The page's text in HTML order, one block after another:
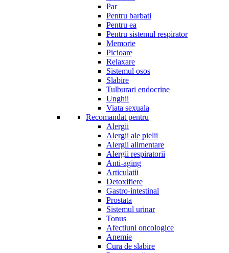
Par
Pentru barbati
Pentru ea
Pentru sistemul respirator
Memorie
Picioare
Relaxare
Sistemul osos
Slabire
Tulburari endocrine
Unghii
Viata sexuala
Recomandat pentru
Alergii
Alergii ale pielii
Alergii alimentare
Alergii respiratorii
Anti-aging
Articulatii
Detoxifiere
Gastro-intestinal
Prostata
Sistemul urinar
Tonus
Afectiuni oncologice
Anemie
Cura de slabire